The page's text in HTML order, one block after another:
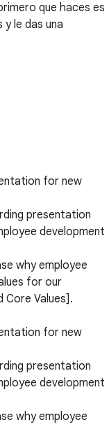
que haces es
le das una
for new
presentation
development
why employee
for our
Core Values].
for new
presentation
development
why employee